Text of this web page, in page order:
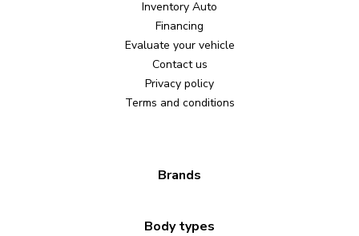
Inventory Auto
Financing
Evaluate your vehicle
Contact us
Privacy policy
Terms and conditions
Brands
Body types